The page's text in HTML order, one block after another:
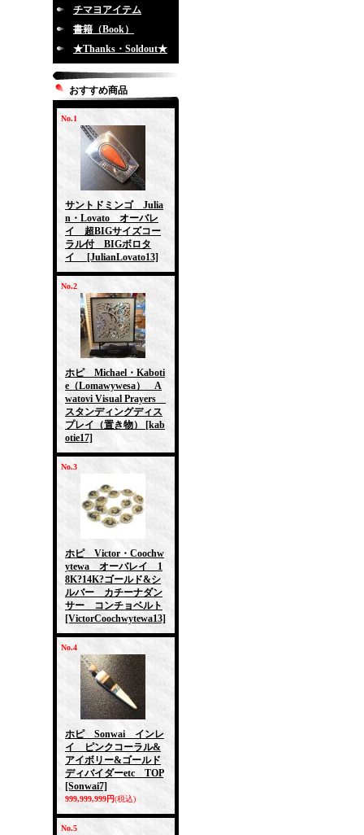
チマヨアイテム
書籍（Book）
★Thanks・Soldout★
おすすめ商品
No.1
サントドミンゴ Julia
n・Lovato オーバレ
イ 超BIGサイズコー
ラル付 BIGボロタ
イ
[JulianLovato13]
No.2
ホピ Michael・Kaboti
e（Lomawywesa） A
watovi Visual Prayers
スタンディングディス
プレイ（置き物）
[kab
otie17]
No.3
ホピ Victor・Coochw
ytewa オーバレイ 1
8K?14K?ゴールド&シ
ルバー カチーナダン
サー コンチョベルト
[VictorCoochwytewa13]
No.4
ホピ Sonwai インレ
イ ピンクコーラル&
アイボリー&ゴールド
ディバイダーetc TOP
[Sonwai7]
999,999,999円(税込)
No.5